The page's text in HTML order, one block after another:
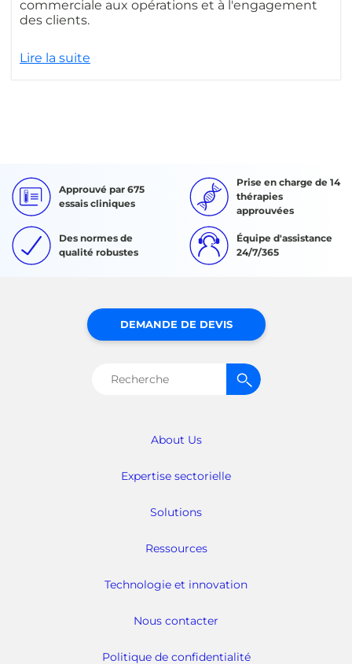
commerciale aux opérations et à l'engagement
des clients.
Lire la suite
Approuvé par 675
essais cliniques
Prise en charge de 14
thérapies
approuvées
Des normes de
qualité robustes
Équipe d'assistance
24/7/365
About Us
Expertise sectorielle
Solutions
Ressources
Technologie et innovation
Nous contacter
Politique de confidentialité
DEMANDE DE DEVIS
Rechercher :